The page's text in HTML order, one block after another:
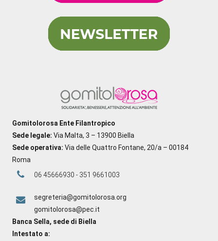
Gomitolorosa Ente Filantropico
Sede legale: Via Malta, 3 – 13900 Biella
Sede operativa: Via delle Quattro Fontane, 20/a – 00184
Roma
06 45666930 - 351 9661003
segreteria@gomitolorosa.org
gomitolorosa@pec.it
Banca Sella, sede di Biella
Intestato a: